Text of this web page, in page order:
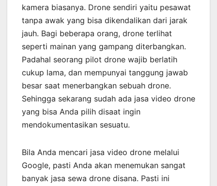
kamera biasanya. Drone sendiri yaitu pesawat
tanpa awak yang bisa dikendalikan dari jarak
jauh. Bagi beberapa orang, drone terlihat
seperti mainan yang gampang diterbangkan.
Padahal seorang pilot drone wajib berlatih
cukup lama, dan mempunyai tanggung jawab
besar saat menerbangkan sebuah drone.
Sehingga sekarang sudah ada jasa video drone
yang bisa Anda pilih disaat ingin
mendokumentasikan sesuatu.
Bila Anda mencari jasa video drone melalui
Google, pasti Anda akan menemukan sangat
banyak jasa sewa drone disana. Pasti ini